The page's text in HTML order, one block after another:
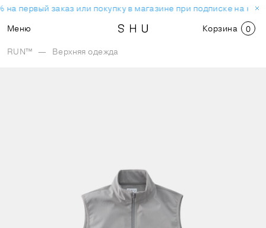
на первый заказ или покупку в магазине при подписке на
Меню
Корзина 0
RUN™ — Верхняя одежда